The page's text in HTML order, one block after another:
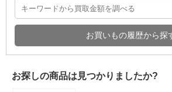
お買いもの履歴から探
お探しの商品は見つかりましたか?